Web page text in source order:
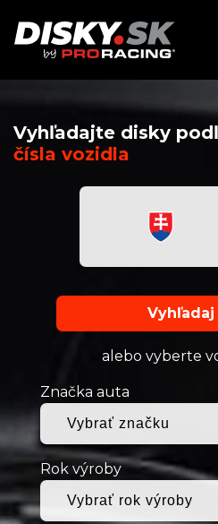
Vyhľadajte disky
čísla vozidla
Vyhľadaj
alebo vyberte
Značka auta
Rok výroby